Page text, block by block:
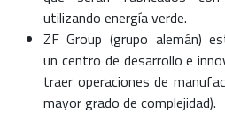
utilizando energía verde.
ZF Group (grupo alemán)
un centro de desarrollo e
traer operaciones de
mayor grado de complejidad).